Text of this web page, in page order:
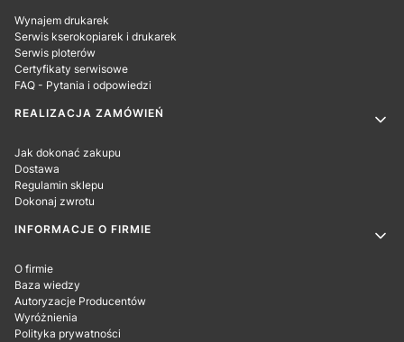
Wynajem drukarek
Serwis kserokopiarek i drukarek
Serwis ploterów
Certyfikaty serwisowe
FAQ - Pytania i odpowiedzi
REALIZACJA ZAMÓWIEŃ
Jak dokonać zakupu
Dostawa
Regulamin sklepu
Dokonaj zwrotu
INFORMACJE O FIRMIE
O firmie
Baza wiedzy
Autoryzacje Producentów
Wyróżnienia
Polityka prywatności